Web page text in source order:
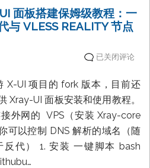
面板搭建保姆级教程：一
与 VLESS REALITY 节点
秋
逸
冰
大
佬
Xray-
UI
面
板
已关闭评论
X-UI 项目的 fork 版本，目前还
Xray-UI 面板安装和使用教程。
外网的 VPS（安装 Xray-core
可以控制 DNS 解析的域名（随
代） 1. 安装 一键脚本 bash